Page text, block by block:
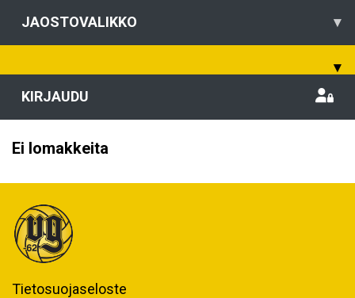
JAOSTOVALIKKO ▾
▾
KIRJAUDU
Ei lomakkeita
Tietosuojaseloste